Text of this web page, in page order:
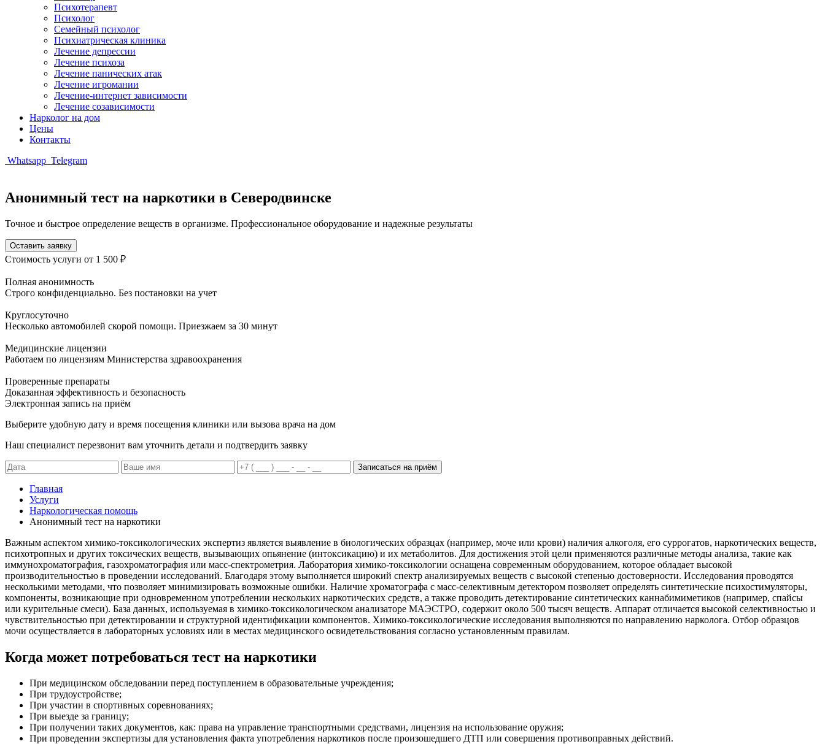
Психотерапевт
Психолог
Семейный психолог
Психиатрическая клиника
Лечение депрессии
Лечение психоза
Лечение панических атак
Лечение игромании
Лечение-интернет зависимости
Лечение созависимости
Нарколог на дом
Цены
Контакты
Whatsapp Telegram
Анонимный тест на наркотики в Северодвинске
Точное и быстрое определение веществ в организме. Профессиональное оборудование и надежные результаты
Оставить заявку
Стоимость услуги от 1 500 ₽
Полная анонимность
Строго конфиденциально. Без постановки на учет
Круглосуточно
Несколько автомобилей скорой помощи. Приезжаем за 30 минут
Медицинские лицензии
Работаем по лицензиям Министерства здравоохранения
Проверенные препараты
Доказанная эффективность и безопасность
Электронная запись на приём
Выберите удобную дату и время посещения клиники или вызова врача на дом
Наш специалист перезвонит вам уточнить детали и подтвердить заявку
Записаться на приём
Главная
Услуги
Наркологическая помощь
Анонимный тест на наркотики
Важным аспектом химико-токсикологических экспертиз является выявление в биологических образцах (например, моче или крови) наличия алкоголя, его суррогатов, наркотических веществ,
психотропных и других токсических веществ, вызывающих опьянение (интоксикацию) и их метаболитов. Для достижения этой цели применяются различные методы анализа, такие как
иммунохроматография, газохроматография или масс-спектрометрия. Лаборатория химико-токсикологии оснащена современным оборудованием, которое обладает высокой
производительностью в проведении исследований. Благодаря этому выполняется широкий спектр анализируемых веществ с высокой степенью достоверности. Исследования проводятся
несколькими методами, что позволяет минимизировать возможные ошибки. Наличие хроматографа с масс-селективным детектором позволяет определять синтетические психостимуляторы,
компоненты, возникающие при одновременном употреблении нескольких наркотических средств, а также проводить детектирование синтетических каннабимиметиков (например, спайсы
или курительные смеси). База данных, используемая в химико-токсикологическом анализаторе МАЭСТРО, содержит около 500 тысяч веществ. Аппарат отличается высокой селективностью и
чувствительностью при детектировании и структурной идентификации компонентов. Химико-токсикологические исследования выполняются по направлению нарколога. Отбор образцов
мочи осуществляется в лабораторных условиях или в местах медицинского освидетельствования согласно установленным правилам.
Когда может потребоваться тест на наркотики
При медицинском обследовании перед поступлением в образовательные учреждения;
При трудоустройстве;
При участии в спортивных соревнованиях;
При выезде за границу;
При получении таких документов, как: права на управление транспортными средствами, лицензия на использование оружия;
При проведении экспертизы для установления факта употребления наркотиков после произошедшего ДТП или совершения противоправных действий.